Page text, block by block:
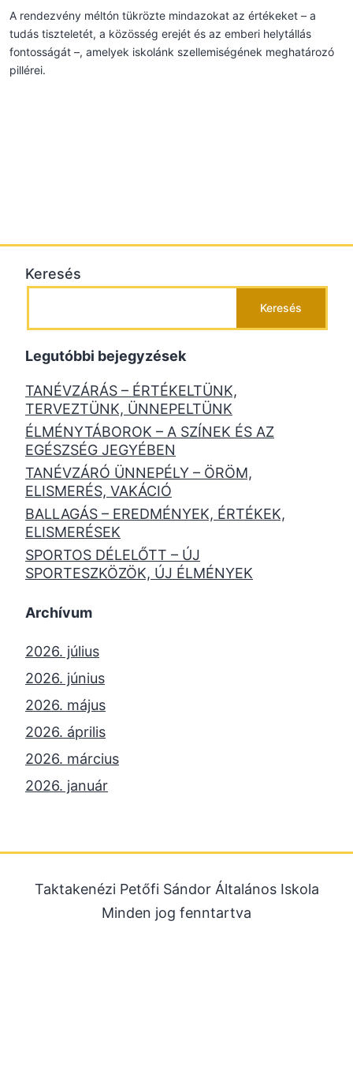
A rendezvény méltón tükrözte mindazokat az értékeket – a
tudás tiszteletét, a közösség erejét és az emberi helytállás
fontosságát –, amelyek iskolánk szellemiségének meghatározó
pillérei.
Keresés
Keresés
Legutóbbi bejegyzések
TANÉVZÁRÁS – ÉRTÉKELTÜNK,
TERVEZTÜNK, ÜNNEPELTÜNK
ÉLMÉNYTÁBOROK – A SZÍNEK ÉS AZ
EGÉSZSÉG JEGYÉBEN
TANÉVZÁRÓ ÜNNEPÉLY – ÖRÖM,
ELISMERÉS, VAKÁCIÓ
BALLAGÁS – EREDMÉNYEK, ÉRTÉKEK,
ELISMERÉSEK
SPORTOS DÉLELŐTT – ÚJ
SPORTESZKÖZÖK, ÚJ ÉLMÉNYEK
Archívum
2026. július
2026. június
2026. május
2026. április
2026. március
2026. január
2025. július
2025. június
Taktakenézi Petőfi Sándor Általános Iskola
Minden jog fenntartva